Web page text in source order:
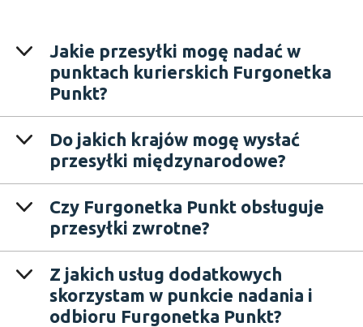
Jakie przesyłki mogę nadać w
punktach kurierskich Furgonetka
Punkt?
Do jakich krajów mogę wysłać
przesyłki międzynarodowe?
Czy Furgonetka Punkt obsługuje
przesyłki zwrotne?
Z jakich usług dodatkowych
skorzystam w punkcie nadania i
odbioru Furgonetka Punkt?